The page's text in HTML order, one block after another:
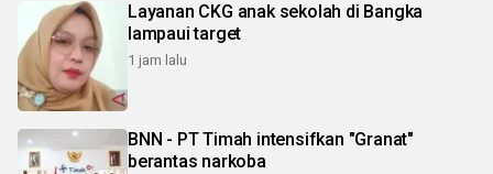
Layanan CKG anak sekolah di Bangka
lampaui target
1 jam lalu
BNN - PT Timah intensifkan "Granat"
berantas narkoba